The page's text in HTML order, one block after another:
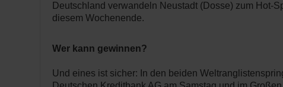
Deutschland verwandeln Neustadt (Dosse) zum Hot-
diesem Wochenende.
Wer kann gewinnen?
Und eines ist sicher: In den beiden